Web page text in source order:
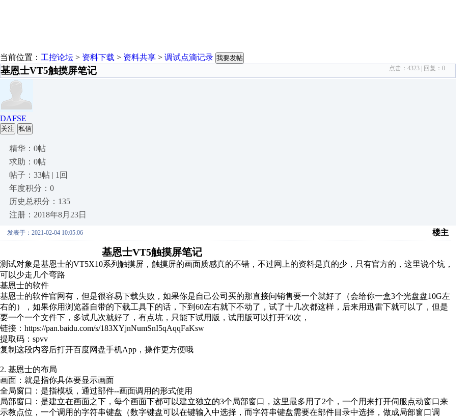
当前位置： 工控论坛 > 资料下载 > 资料共享 > 调试点滴记录 我要发帖
基恩士VT5触摸屏笔记 点击： 4323 | 回复： 0
DAFSE
关注 私信
精华：0帖
求助：0帖
帖子：33帖 | 1回
年度积分：0
历史总积分：135
注册：2018年8月23日
发表于：2021-02-04 10:05:06 楼主
基恩士VT5触摸屏笔记
测试对象是基恩士的VT5X10系列触摸屏，触摸屏的画面质感真的不错，不过网上的资料是真的少，只有官方的，这里说个坑，
可以少走几个弯路
基恩士的软件
基恩士的软件官网有，但是很容易下载失败，如果你是自己公司买的那直接问销售要一个就好了（会给你一盒3个光盘盘10G左
右的），如果你用浏览器自带的下载工具下的话，下到60左右就下不动了，试了十几次都这样，后来用迅雷下就可以了，但是
要一个一个文件下，多试几次就好了，有点坑，只能下试用版，试用版可以打开50次，
链接：https://pan.baidu.com/s/183XYjnNumSnI5qAqqFaKsw
提取码：spvv
复制这段内容后打开百度网盘手机App，操作更方便哦
2. 基恩士的布局
画面：就是指你具体要显示画面
全局窗口：是指模板，通过部件--画面调用的形式使用
局部窗口：是建立在画面之下，每个画面下都可以建立独立的3个局部窗口，这里最多用了2个，一个用来打开伺服点动窗口来
示教点位，一个调用的字符串键盘（数字键盘可以在键输入中选择，而字符串键盘需要在部件目录中选择，做成局部窗口调